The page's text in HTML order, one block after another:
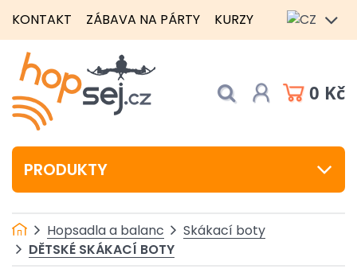
KONTAKT ZÁBAVA NA PÁRTY KURZY
0 Kč
PRODUKTY
Hopsadla a balanc
Skákací boty
DĚTSKÉ SKÁKACÍ BOTY